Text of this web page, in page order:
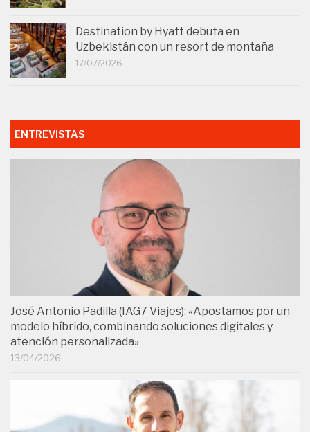
Destination by Hyatt debuta en
Uzbekistán con un resort de montaña
17/07/2026
ENTREVISTAS
José Antonio Padilla (IAG7 Viajes): «Apostamos por un
modelo híbrido, combinando soluciones digitales y
atención personalizada»
13/04/2026